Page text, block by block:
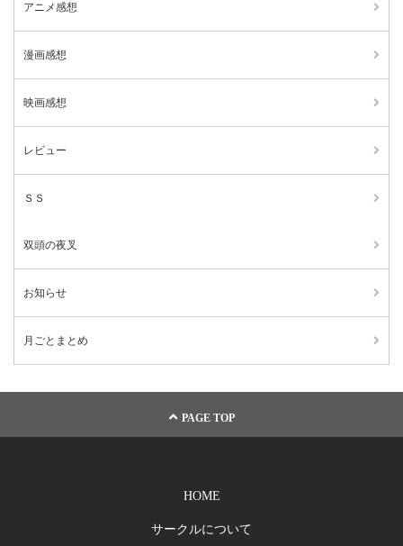
アニメ感想
漫画感想
映画感想
レビュー
ＳＳ
双頭の夜叉
お知らせ
月ごとまとめ
PAGE TOP
HOME
サークルについて